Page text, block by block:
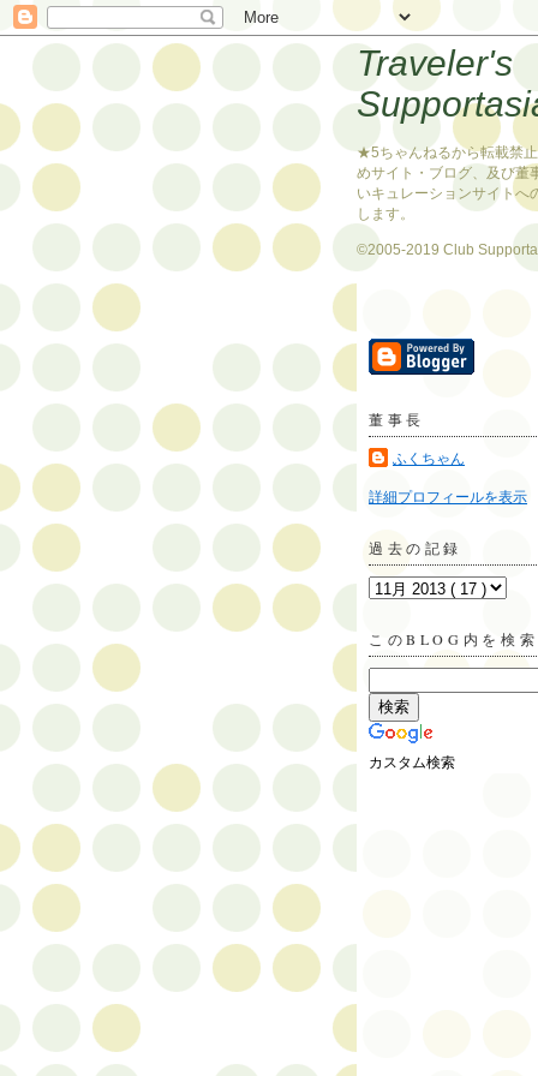
Traveler's
★5ちゃんねるから転載禁
めサイト・ブログ、及び董
いキュレーションサイトへ
します。
©2005-2019 Club
董事長
ふくちゃん
詳細プロフィールを表示
過去の記録
このBLOG内を検索
カスタム検索